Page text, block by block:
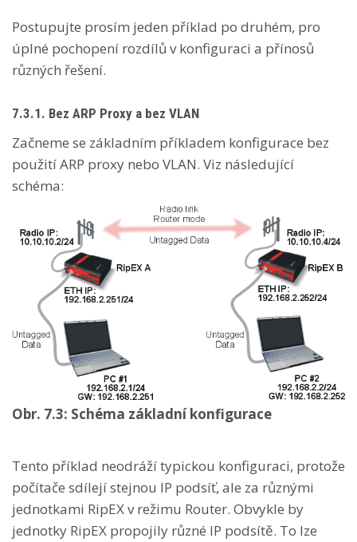
Postupujte prosím jeden příklad po druhém, pro
úplné pochopení rozdílů v konfiguraci a přínosů
různých řešení.
7.3.1. Bez ARP Proxy a bez VLAN
Začneme se základním příkladem konfigurace bez
použití ARP proxy nebo VLAN. Viz následující
schéma:
Obr. 7.3: Schéma základní konfigurace
Tento příklad neodráží typickou konfiguraci, protože
počítače sdílejí stejnou IP podsíť, ale za různými
jednotkami RipEX v režimu Router. Obvykle by
jednotky RipEX propojily různé IP podsítě. To lze